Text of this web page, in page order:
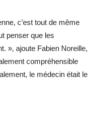
c’est tout de même
penser que les
», ajoute Fabien Noreille,
compréhensible
le médecin était le